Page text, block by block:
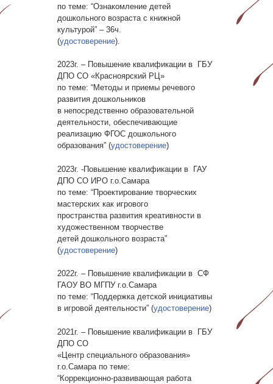
по теме: “Ознакомление детей
дошкольного возраста с книжной
культурой” – 36ч.
(удостоверение).
2023г. – Повышение квалификации в ГБУ
ДПО СО «Красноярский РЦ»
по теме: “Методы и приемы речевого
развития дошкольников
в непосредственно образовательной
деятельности, обеспечивающие
реализацию ФГОС дошкольного
образования” (удостоверение)
2023г. -Повышение квалификации в ГАУ
ДПО СО ИРО г.о.Самара
по теме: “Проектирование творческих
мастерских как игрового
пространства развития креативности в
художественном творчестве
детей дошкольного возраста”
(удостоверение)
2022г. – Повышение квалификации в СФ
ГАОУ ВО МГПУ г.о.Самара
по теме: “Поддержка детской инициативы
в игровой деятельности” (удостоверение)
2021г. – Повышение квалификации в ГБУ
ДПО СО
«Центр специального образования»
г.о.Самара по теме:
“Коррекционно-развивающая работа